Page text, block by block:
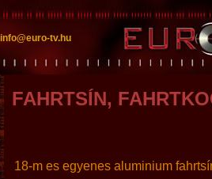
info@euro-tv.hu
FAHRTSÍN,
18-m es egyenes aluminium